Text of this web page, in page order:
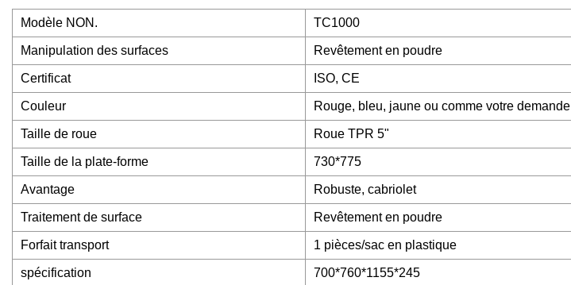
Modèle NON. TC1000
Manipulation des surfaces Revêtement en poudre
Certificat ISO, CE
Couleur Rouge, bleu, jaune ou comme votre demande
Taille de roue Roue TPR 5"
Taille de la plate-forme 730*775
Avantage Robuste, cabriolet
Traitement de surface Revêtement en poudre
Forfait transport 1 pièces/sac en plastique
spécification 700*760*1155*245